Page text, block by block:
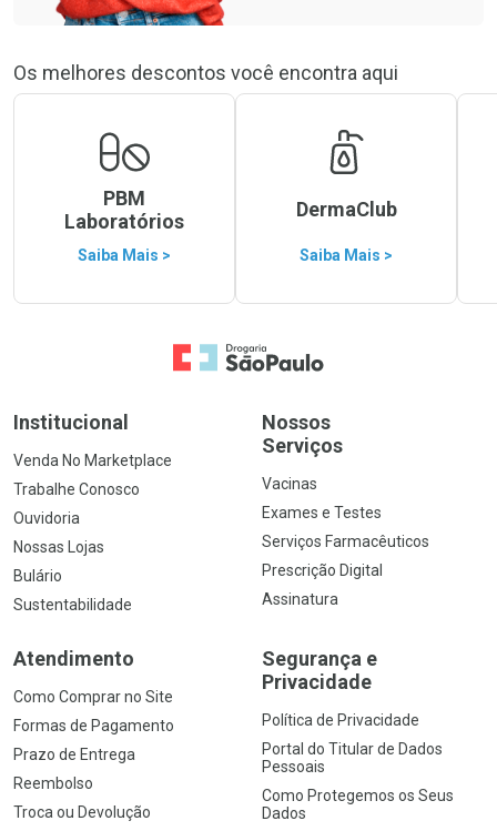
Os melhores descontos você encontra aqui
PBM
Laboratórios
Saiba Mais >
DermaClub
Saiba Mais >
Ir para a Home
Institucional
Venda No Marketplace
Trabalhe Conosco
Ouvidoria
Nossas Lojas
Bulário
Sustentabilidade
Nossos
Serviços
Vacinas
Exames e Testes
Serviços Farmacêuticos
Prescrição Digital
Assinatura
Atendimento
Como Comprar no Site
Formas de Pagamento
Prazo de Entrega
Reembolso
Troca ou Devolução
Segurança e
Privacidade
Política de Privacidade
Portal do Titular de Dados
Pessoais
Como Protegemos os Seus
Dados